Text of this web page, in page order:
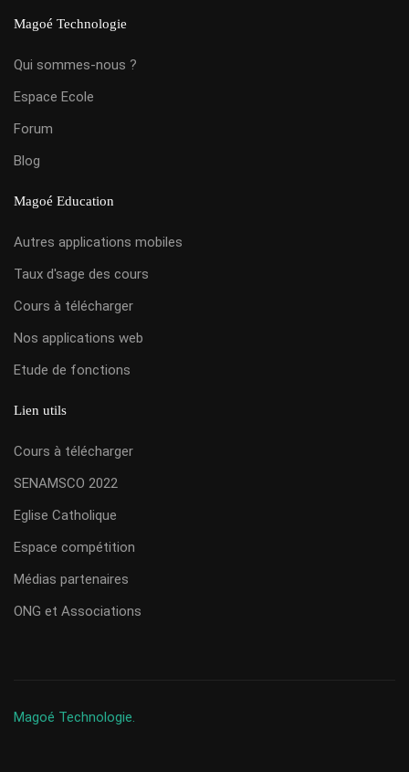
Magoé Technologie
Qui sommes-nous ?
Espace Ecole
Forum
Blog
Magoé Education
Autres applications mobiles
Taux d'sage des cours
Cours à télécharger
Nos applications web
Etude de fonctions
Lien utils
Cours à télécharger
SENAMSCO 2022
Eglise Catholique
Espace compétition
Médias partenaires
ONG et Associations
Magoé Technologie.